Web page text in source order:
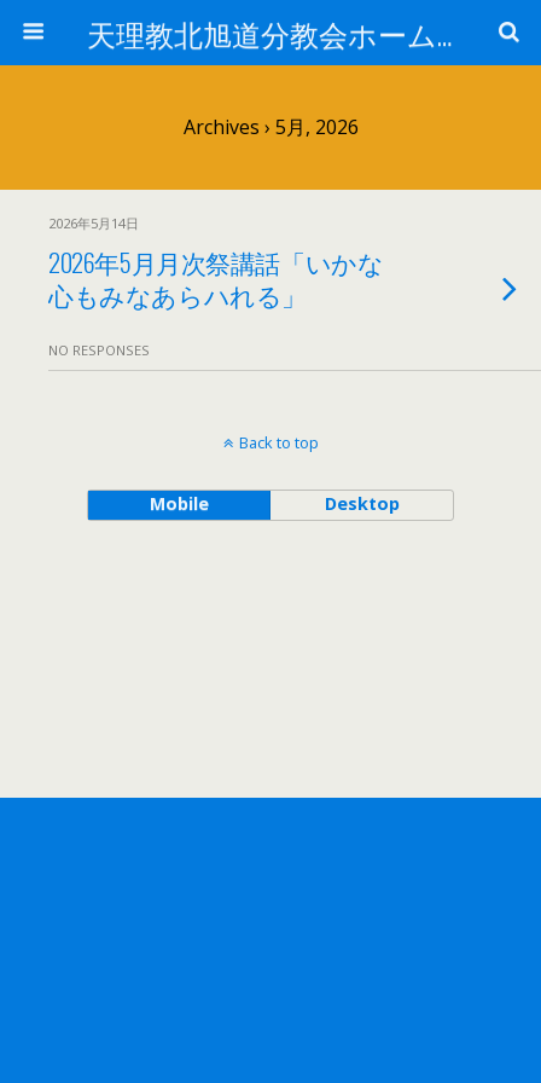
天理教北旭道分教会ホームページ
Archives › 5月, 2026
2026年5月14日
2026年5月月次祭講話「いかな
心もみなあらハれる」
NO RESPONSES
Back to top
Mobile Desktop